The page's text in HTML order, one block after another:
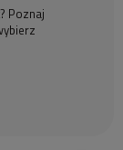
Poznaj